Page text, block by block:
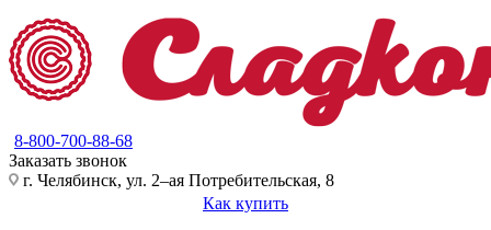
8-800-700-88-68
Заказать звонок
г. Челябинск, ул. 2–ая Потребительская, 8
Как купить